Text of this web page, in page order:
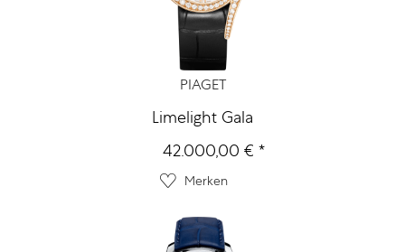
PIAGET
Limelight Gala
42.000,00 € *
Merken